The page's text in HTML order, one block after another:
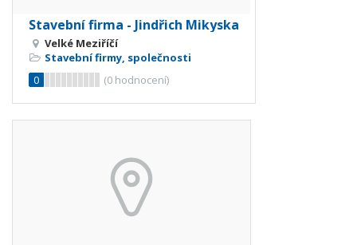
Stavební firma - Jindřich Mikyska
Velké Meziříčí
Stavební firmy, společnosti
0
(0 hodnocení)